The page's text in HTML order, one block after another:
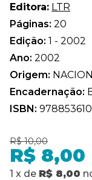
Editora: LTR
Páginas: 20
Edição: 1 - 2002
Ano: 2002
Origem:
Encadernação:
ISBN:
R$ 10,00
R$ 8,00
1 x de R$ 8,00